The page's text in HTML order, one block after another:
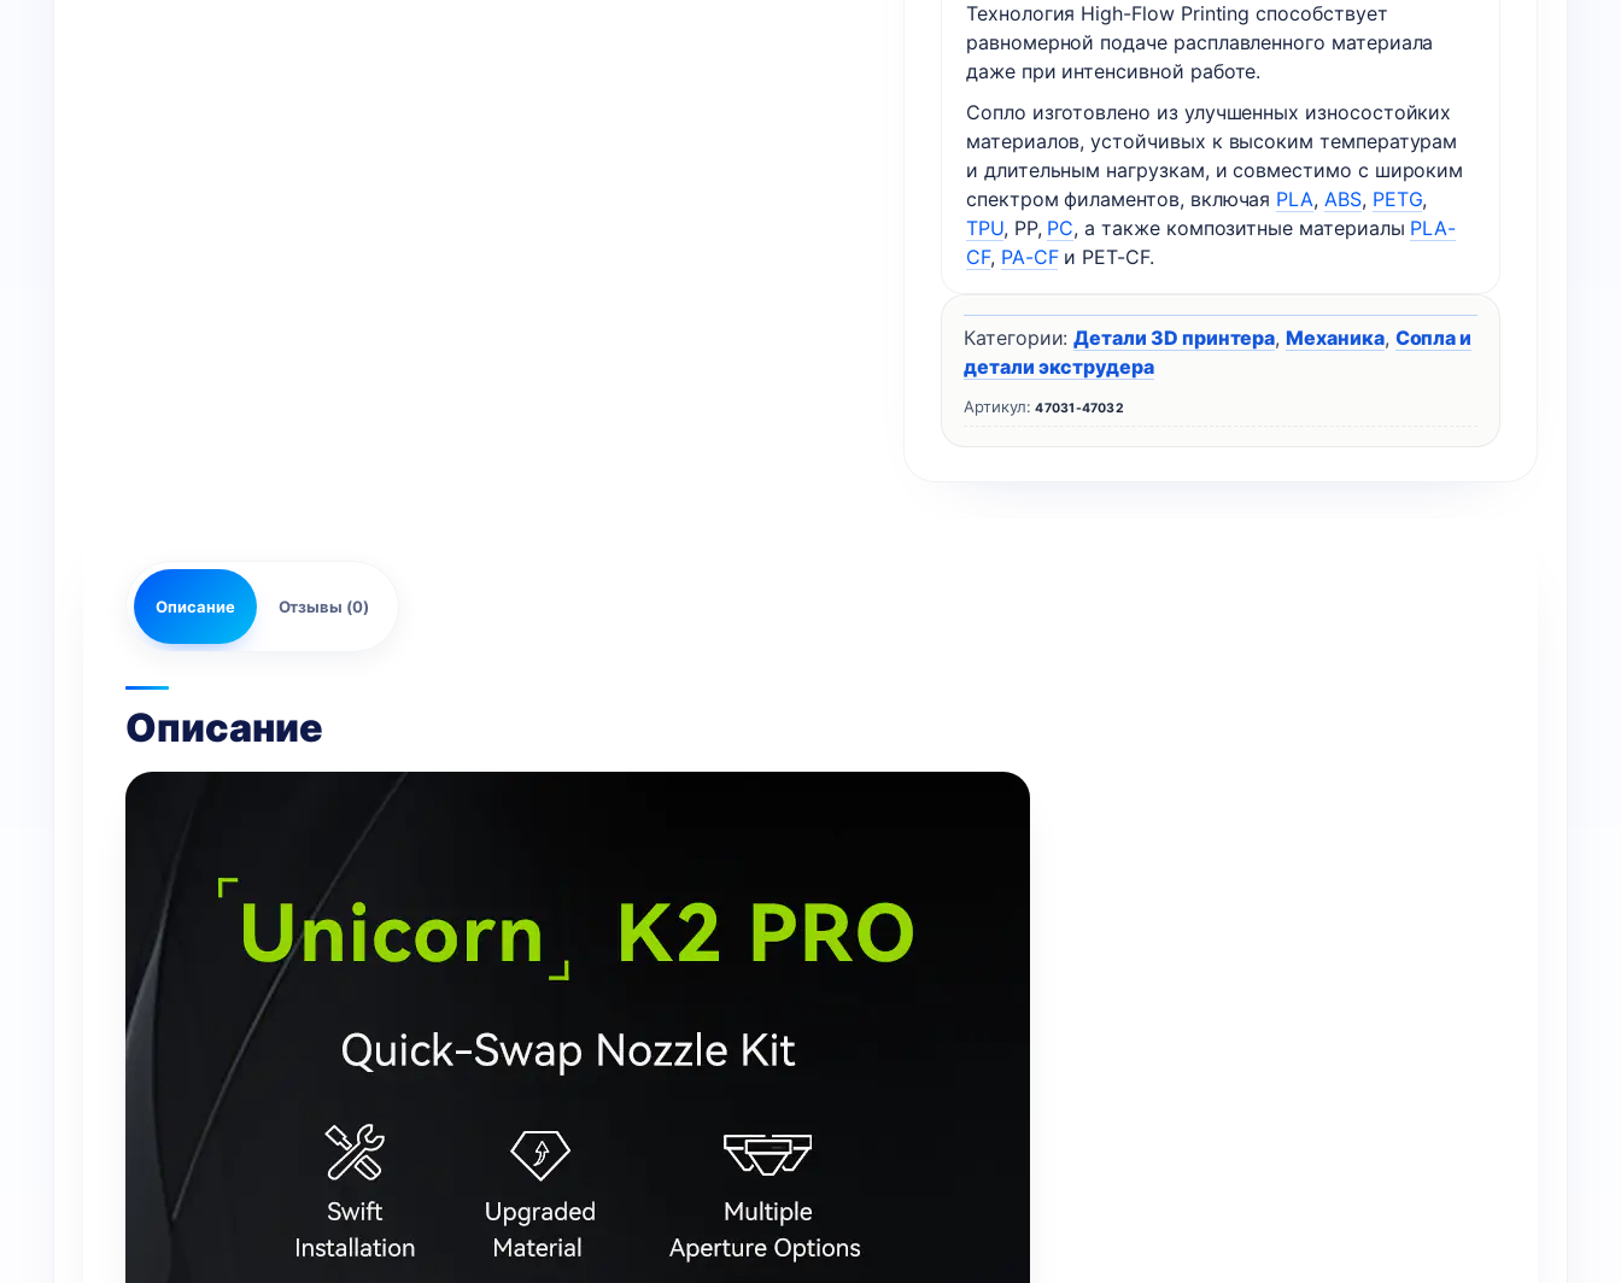
Технология High-Flow Printing способствует
равномерной подаче расплавленного материала
даже при интенсивной работе.
Сопло изготовлено из улучшенных износостойких
материалов, устойчивых к высоким температурам
и длительным нагрузкам, и совместимо с широким
спектром филаментов, включая PLA, ABS, PETG,
TPU, PP, PC, а также композитные материалы PLA-
CF, PA-CFи PET-CF.
Артикул:47031-47032
Категории:Детали 3D принтера,Механика, Сопла и
детали экструдера
Описание Отзывы (0)
Описание